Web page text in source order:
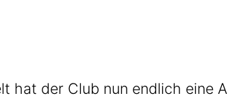
hat der Club nun end­lich eine